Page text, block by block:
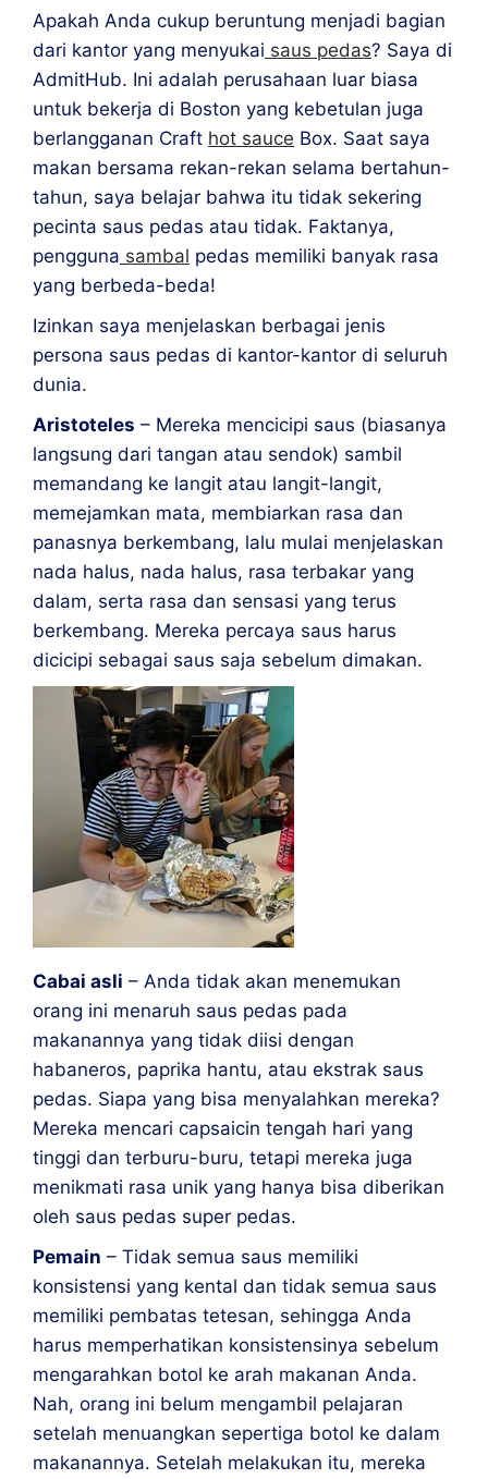
Apakah Anda cukup beruntung menjadi bagian
dari kantor yang menyukai saus pedas? Saya di
AdmitHub. Ini adalah perusahaan luar biasa
untuk bekerja di Boston yang kebetulan juga
berlangganan Craft hot sauce Box. Saat saya
makan bersama rekan-rekan selama bertahun-
tahun, saya belajar bahwa itu tidak sekering
pecinta saus pedas atau tidak. Faktanya,
pengguna sambal pedas memiliki banyak rasa
yang berbeda-beda!
Izinkan saya menjelaskan berbagai jenis
persona saus pedas di kantor-kantor di seluruh
dunia.
Aristoteles – Mereka mencicipi saus (biasanya
langsung dari tangan atau sendok) sambil
memandang ke langit atau langit-langit,
memejamkan mata, membiarkan rasa dan
panasnya berkembang, lalu mulai menjelaskan
nada halus, nada halus, rasa terbakar yang
dalam, serta rasa dan sensasi yang terus
berkembang. Mereka percaya saus harus
dicicipi sebagai saus saja sebelum dimakan.
Cabai asli – Anda tidak akan menemukan
orang ini menaruh saus pedas pada
makanannya yang tidak diisi dengan
habaneros, paprika hantu, atau ekstrak saus
pedas. Siapa yang bisa menyalahkan mereka?
Mereka mencari capsaicin tengah hari yang
tinggi dan terburu-buru, tetapi mereka juga
menikmati rasa unik yang hanya bisa diberikan
oleh saus pedas super pedas.
Pemain – Tidak semua saus memiliki
konsistensi yang kental dan tidak semua saus
memiliki pembatas tetesan, sehingga Anda
harus memperhatikan konsistensinya sebelum
mengarahkan botol ke arah makanan Anda.
Nah, orang ini belum mengambil pelajaran
setelah menuangkan sepertiga botol ke dalam
makanannya. Setelah melakukan itu, mereka